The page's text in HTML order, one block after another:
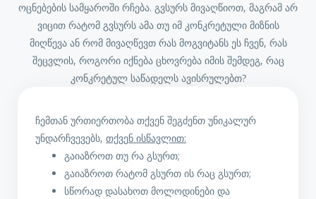
ოცნებების სამყაროში რჩება. გვსურს მივაღწიოთ, მაგრამ არ
ვიცით რატომ გვსურს ამა თუ იმ კონკრეტული მიზნის
მიღწევა ან რომ მივაღწევთ რას მოგვიტანს ეს ჩვენ, რას
შეცვლის, როგორი იქნება ცხოვრება იმის შემდეგ, რაც
კონკრეტულ საწადელს ავისრულებთ?
ჩემთან ურთიერთობა თქვენ შეგძენთ უნიკალურ
უნდარჩვევებს, თქვენ ისწავლით:
გაიაზროთ თუ რა გსურთ;
გაიაზროთ რატომ გსურთ ის რაც გსურთ;
სწორად დასახოთ მოლოდინები და